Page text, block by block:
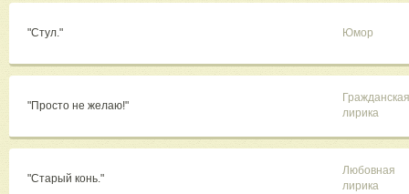
"Стул." Юмор
"Просто не желаю!"
Гражданская
лирика
"Старый конь."
Любовная
лирика